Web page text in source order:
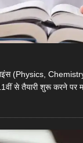
(Physics,
से तैयारी शुरू करने